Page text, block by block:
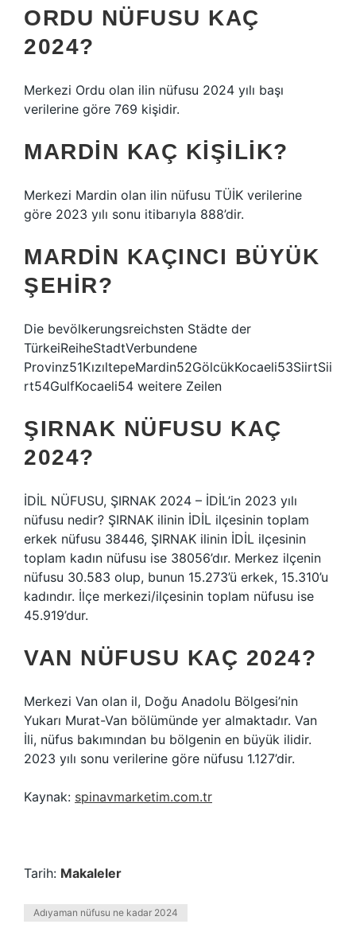
ORDU NÜFUSU KAÇ
2024?
Merkezi Ordu olan ilin nüfusu 2024 yılı başı
verilerine göre 769 kişidir.
MARDIN KAÇ KIŞILIK?
Merkezi Mardin olan ilin nüfusu TÜİK verilerine
göre 2023 yılı sonu itibarıyla 888’dir.
MARDIN KAÇINCI BÜYÜK
ŞEHIR?
Die bevölkerungsreichsten Städte der
TürkeiReiheStadtVerbundene
Provinz51KızıltepeMardin52GölcükKocaeli53SiirtSii
rt54GulfKocaeli54 weitere Zeilen
ŞIRNAK NÜFUSU KAÇ
2024?
İDİL NÜFUSU, ŞIRNAK 2024 – İDİL’in 2023 yılı
nüfusu nedir? ŞIRNAK ilinin İDİL ilçesinin toplam
erkek nüfusu 38446, ŞIRNAK ilinin İDİL ilçesinin
toplam kadın nüfusu ise 38056’dır. Merkez ilçenin
nüfusu 30.583 olup, bunun 15.273’ü erkek, 15.310’u
kadındır. İlçe merkezi/ilçesinin toplam nüfusu ise
45.919’dur.
VAN NÜFUSU KAÇ 2024?
Merkezi Van olan il, Doğu Anadolu Bölgesi’nin
Yukarı Murat-Van bölümünde yer almaktadır. Van
İli, nüfus bakımından bu bölgenin en büyük ilidir.
2023 yılı sonu verilerine göre nüfusu 1.127’dir.
Kaynak: spinavmarketim.com.tr
Tarih: Makaleler
Adıyaman nüfusu ne kadar 2024